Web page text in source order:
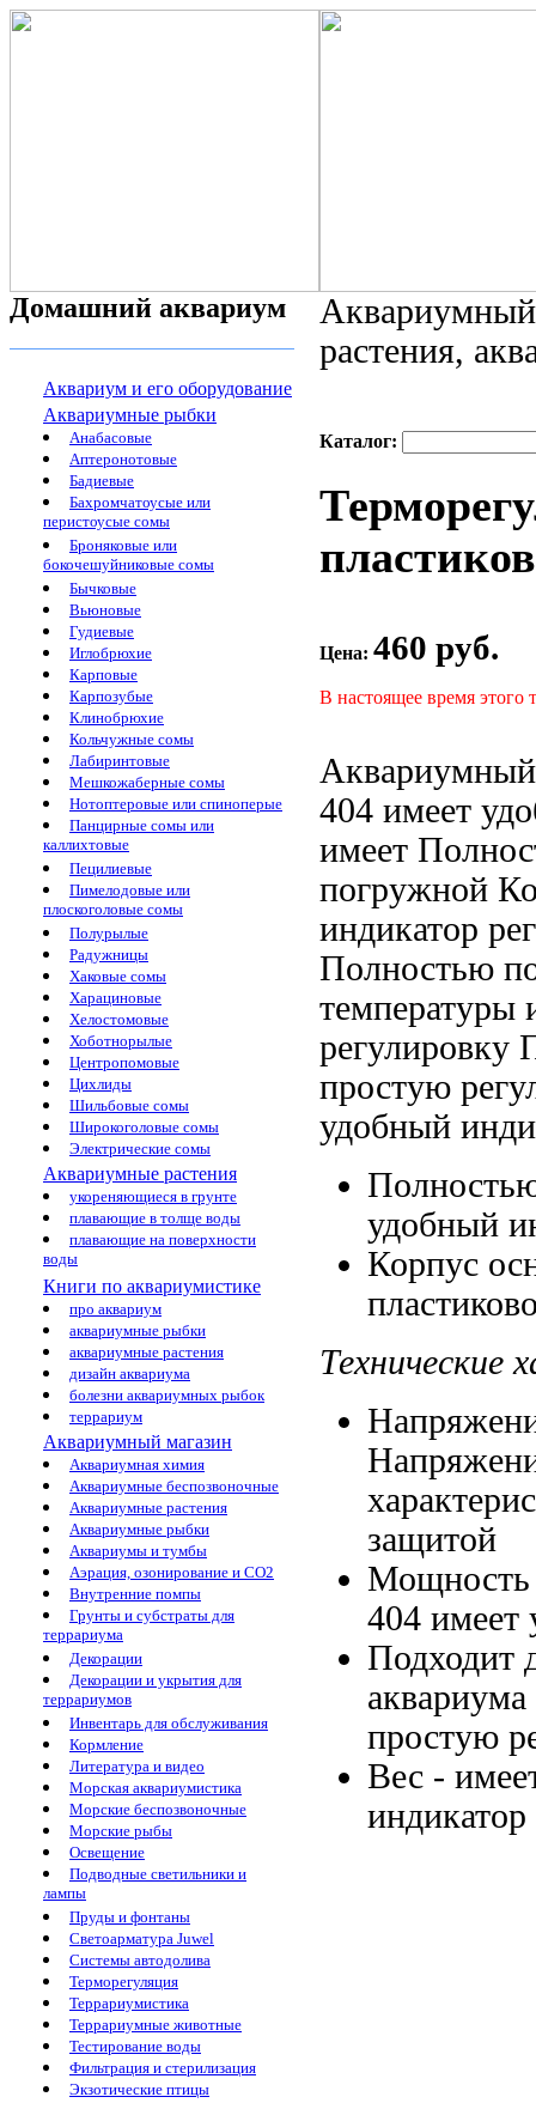
Домашний аквариум
Аквариум и его оборудование
Аквариумные рыбки
Анабасовые
Аптеронотовые
Бадиевые
Бахромчатоусые или
перистоусые сомы
Броняковые или
бокочешуйниковые сомы
Бычковые
Вьюновые
Гудиевые
Иглобрюхие
Карповые
Карпозубые
Клинобрюхие
Кольчужные сомы
Лабиринтовые
Мешкожаберные сомы
Нотоптеровые или спиноперые
Панцирные сомы или
каллихтовые
Пецилиевые
Пимелодовые или
плоскоголовые сомы
Полурылые
Радужницы
Хаковые сомы
Харациновые
Хелостомовые
Хоботнорылые
Центропомовые
Цихлиды
Шильбовые сомы
Широкоголовые сомы
Электрические сомы
Аквариумные растения
укореняющиеся в грунте
плавающие в толще воды
плавающие на поверхности
воды
Книги по аквариумистике
про аквариум
аквариумные рыбки
аквариумные растения
дизайн аквариума
болезни аквариумных рыбок
террариум
Аквариумный магазин
Аквариумная химия
Аквариумные беспозвоночные
Аквариумные растения
Аквариумные рыбки
Аквариумы и тумбы
Аэрация, озонирование и CO2
Внутренние помпы
Грунты и субстраты для
террариума
Декорации
Декорации и укрытия для
террариумов
Инвентарь для обслуживания
Кормление
Литература и видео
Морская аквариумистика
Морские беспозвоночные
Морские рыбы
Освещение
Подводные светильники и
лампы
Пруды и фонтаны
Светоарматура Juwel
Системы автодолива
Терморегуляция
Террариумистика
Террариумные животные
Тестирование воды
Фильтрация и стерилизация
Экзотические птицы
растения,
Каталог:
Цена: 460 руб.
В настоящее время этого
Аквариумный
404 имеет
имеет
погружной
индикатор
Полностью
температуры
регулировку
простую
удобный
удобный
Корпус
Технические
защитой
404 имеет
Подходит
простую
Вес -